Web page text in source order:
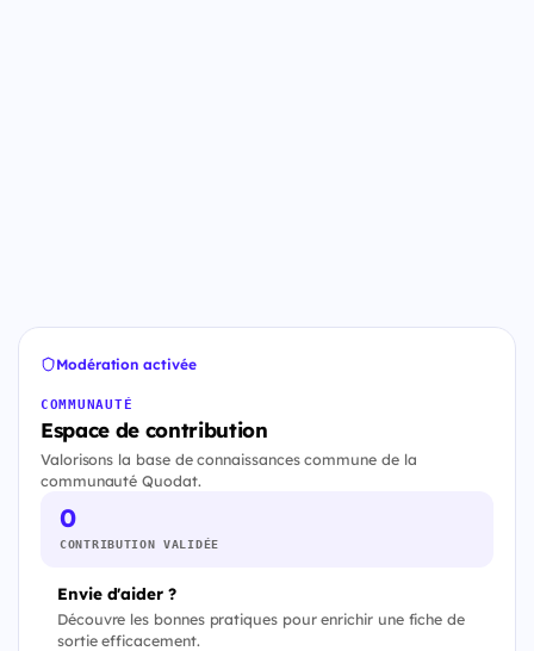
Modération activée
COMMUNAUTÉ
Espace de contribution
Valorisons la base de connaissances commune de la
communauté Quodat.
0
CONTRIBUTION VALIDÉE
Envie d'aider ?
Découvre les bonnes pratiques pour enrichir une fiche de
sortie efficacement.